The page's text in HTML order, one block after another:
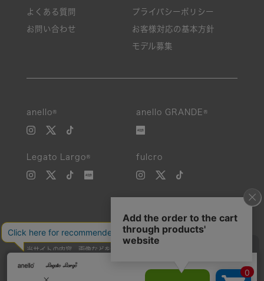
よくある質問
お問い合わせ
プライバシーポリシー
お客様対応の基本方針
モデル募集
anello® anello GRANDE®
Legato Largo® fulcro
当サイトの内容、画像などを無断で複製、転載、第三者への譲渡などを
Unauthorized reproduction, duplication, or redistribution of any